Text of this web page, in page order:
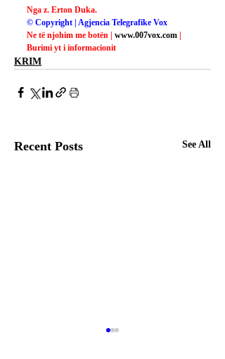
Nga z. Erton Duka.
© Copyright | Agjencia Telegrafike Vox
Ne të njohim me botën | www.007vox.com |
Burimi yt i informacionit
KRIM
Recent Posts See All